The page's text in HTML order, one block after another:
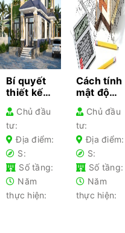
Bí quyết
thiết kế
cho từng
loại nhà
phổ biến-
Kiến thức
không
thể bỏ lỡ
Chủ đầu
tư:
Địa điểm:
S:
Số tầng:
Năm
thực hiện:
Cách tính
mật độ
– Hướng
dẫn chi
tiết cho
gia chủ
Chủ đầu
tư:
Địa điểm:
S:
Số tầng:
Năm
thực hiện: